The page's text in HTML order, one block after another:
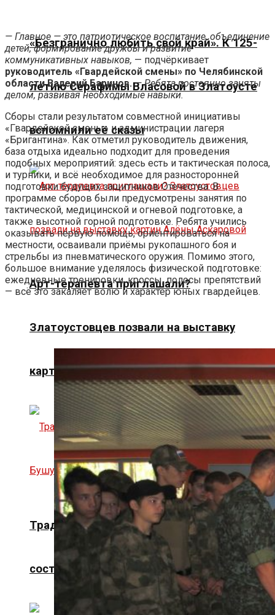
«Безгранично любить свой край». К 125-
летию Серафимы Власовой в Златоусте
вспомнили её сказы
Арт-терапевта приглашали?
Златоустовцев позвали на выставку
картин Алёны Аскаровой
Традициями сильны. В Златоусте
состоялся Бушуевский фестиваль-2026
— Главное — это патриотическое воспитание, объединение
детей, формирование дружбы и развитие
коммуникативных навыков, — подчёркивает
руководитель «Гвардейской смены» по Челябинской
области Валерий Баринов. — Ребята постоянно заняты
делом, развивая необходимые навыки.
Сборы стали результатом совместной инициативы
«Гвардейской смены» и администрации лагеря
«Бригантина». Как отметил руководитель движения,
база отдыха идеально подходит для проведения
подобных мероприятий: здесь есть и тактическая полоса,
и турники, и всё необходимое для разносторонней
подготовки будущих защитников Отечества. В
программе сборов были предусмотрены занятия по
тактической, медицинской и огневой подготовке, а
также высотной горной подготовке. Ребята учились
оказывать первую помощь, ориентироваться на
местности, осваивали приёмы рукопашного боя и
стрельбы из пневматического оружия. Помимо этого,
большое внимание уделялось физической подготовке:
ежедневные тренировки, кроссы, полосы препятствий
— всё это закаляет волю и характер юных гвардейцев.